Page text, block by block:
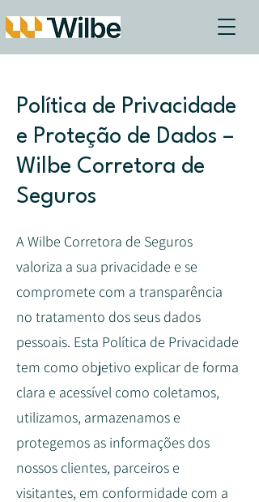
Política de Privacidade
e Proteção de Dados –
Wilbe Corretora de
Seguros
A Wilbe Corretora de Seguros
valoriza a sua privacidade e se
compromete com a transparência
no tratamento dos seus dados
pessoais. Esta Política de Privacidade
tem como objetivo explicar de forma
clara e acessível como coletamos,
utilizamos, armazenamos e
protegemos as informações dos
nossos clientes, parceiros e
visitantes, em conformidade com a